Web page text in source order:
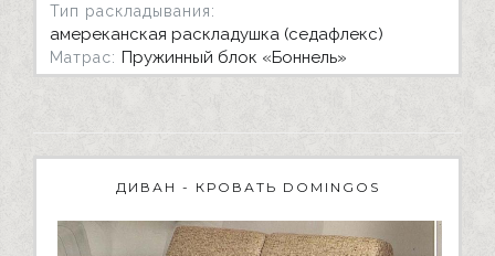
Тип раскладывания:
амереканская раскладушка (седафлекс)
Матрас: Пружинный блок «Боннель»
ДИВАН - КРОВАТЬ DOMINGOS